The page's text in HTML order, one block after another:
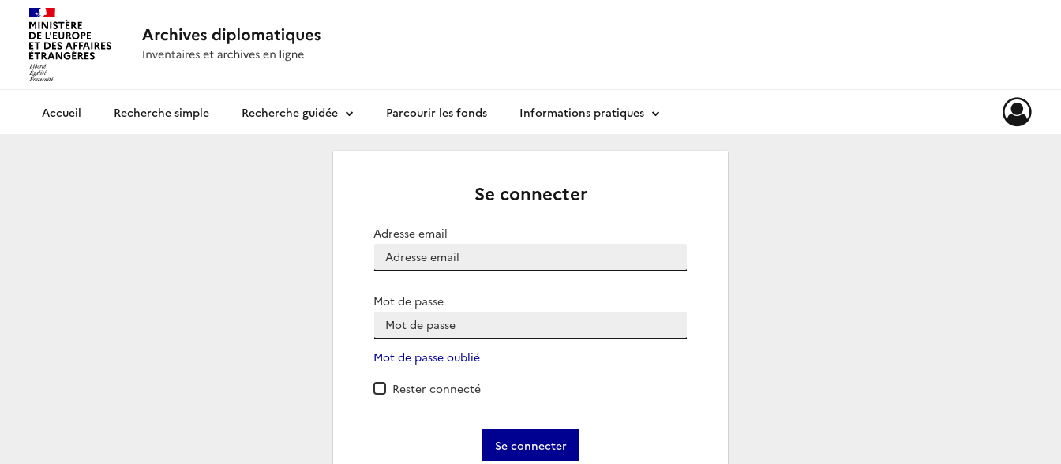
Archives diplomatiquesRecherche simple Recherche guidée Parcourir les fonds Informations pratiques
Se connecter
Adresse email
Mot de passe
Mot de passe oublié
Rester connecté
Se connecter